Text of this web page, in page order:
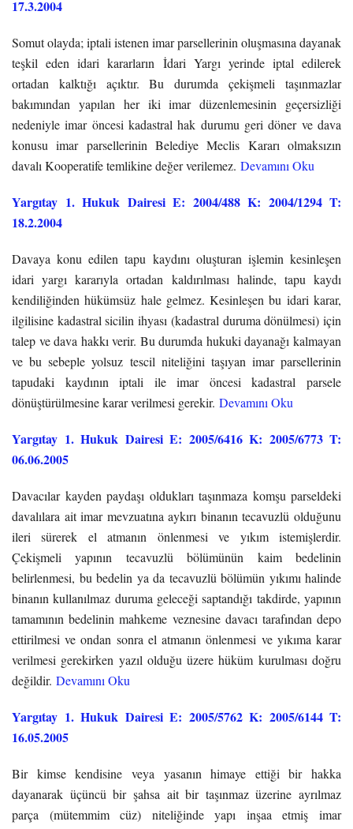
17.3.2004
Somut olayda; iptali istenen imar parsellerinin oluşmasına dayanak
teşkil eden idari kararların İdari Yargı yerinde iptal edilerek
ortadan kalktığı açıktır. Bu durumda çekişmeli taşınmazlar
bakımından yapılan her iki imar düzenlemesinin geçersizliği
nedeniyle imar öncesi kadastral hak durumu geri döner ve dava
konusu imar parsellerinin Belediye Meclis Kararı olmaksızın
davalı Kooperatife temlikine değer verilemez. Devamını Oku
Yargıtay 1. Hukuk Dairesi E: 2004/488 K: 2004/1294 T:
18.2.2004
Davaya konu edilen tapu kaydını oluşturan işlemin kesinleşen
idari yargı kararıyla ortadan kaldırılması halinde, tapu kaydı
kendiliğinden hükümsüz hale gelmez. Kesinleşen bu idari karar,
ilgilisine kadastral sicilin ihyası (kadastral duruma dönülmesi) için
talep ve dava hakkı verir. Bu durumda hukuki dayanağı kalmayan
ve bu sebeple yolsuz tescil niteliğini taşıyan imar parsellerinin
tapudaki kaydının iptali ile imar öncesi kadastral parsele
dönüştürülmesine karar verilmesi gerekir. Devamını Oku
Yargıtay 1. Hukuk Dairesi E: 2005/6416 K: 2005/6773 T:
06.06.2005
Davacılar kayden paydaşı oldukları taşınmaza komşu parseldeki
davalılara ait imar mevzuatına aykırı binanın tecavuzlü olduğunu
ileri sürerek el atmanın önlenmesi ve yıkım istemişlerdir.
Çekişmeli yapının tecavuzlü bölümünün kaim bedelinin
belirlenmesi, bu bedelin ya da tecavuzlü bölümün yıkımı halinde
binanın kullanılmaz duruma geleceği saptandığı takdirde, yapının
tamamının bedelinin mahkeme veznesine davacı tarafından depo
ettirilmesi ve ondan sonra el atmanın önlenmesi ve yıkıma karar
verilmesi gerekirken yazıl olduğu üzere hüküm kurulması doğru
değildir. Devamını Oku
Yargıtay 1. Hukuk Dairesi E: 2005/5762 K: 2005/6144 T:
16.05.2005
Bir kimse kendisine veya yasanın himaye ettiği bir hakka
dayanarak üçüncü bir şahsa ait bir taşınmaz üzerine ayrılmaz
parça (mütemmim cüz) niteliğinde yapı inşaa etmiş imar